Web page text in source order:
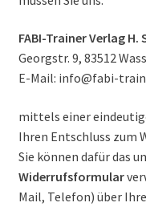
FABI-Trainer Verlag H.
Georgstr. 9, 83512
E-Mail: info@fabi-
mittels einer
Ihren Entschluss zum
Sie können dafür das
Widerrufsformular
Mail, Telefon) über